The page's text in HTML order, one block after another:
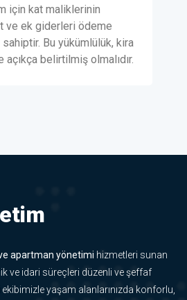
için kat maliklerinin
ve ek giderleri ödeme
Bu yükümlülük, kira
belirtilmiş olmalıdır.
apartman yönetimi hizmetleri sunan
ve idari süreçleri düzenli ve şeffaf
yaşam alanlarınızda konforlu,